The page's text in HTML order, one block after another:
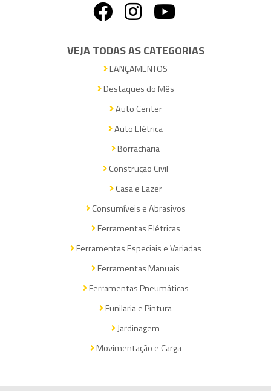
VEJA TODAS AS CATEGORIAS
LANÇAMENTOS
Destaques do Mês
Auto Center
Auto Elétrica
Borracharia
Construção Civil
Casa e Lazer
Consumíveis e Abrasivos
Ferramentas Elétricas
Ferramentas Especiais e Variadas
Ferramentas Manuais
Ferramentas Pneumáticas
Funilaria e Pintura
Jardinagem
Movimentação e Carga